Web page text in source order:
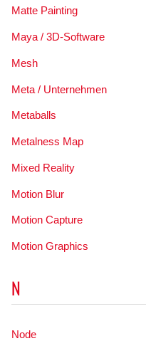
Matte Painting
Maya / 3D-Software
Mesh
Meta / Unternehmen
Metaballs
Metalness Map
Mixed Reality
Motion Blur
Motion Capture
Motion Graphics
N
Node